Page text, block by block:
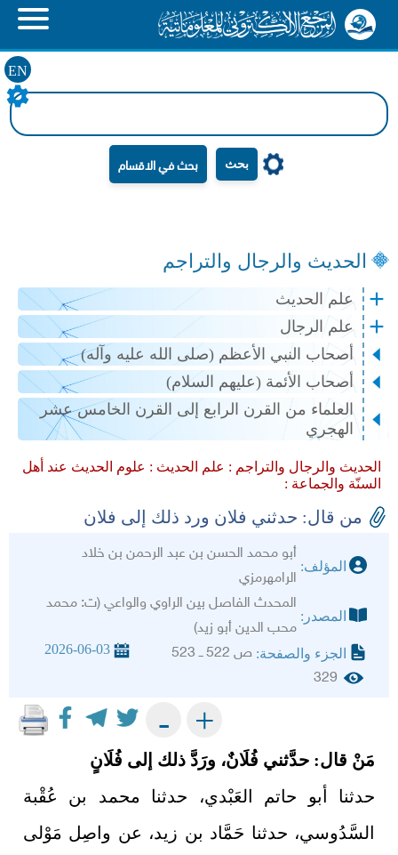
EN
بحث
الحديث والرجال والتراجم
علم الحديث
علم الرجال
أصحاب النبي الأعظم (صلى الله عليه وآله)
أصحاب الأئمة (عليهم السلام)
العلماء من القرن الرابع إلى القرن الخامس عشر
الهجري
الحديث والرجال والتراجم : علم الحديث : علوم الحديث عند أهل
السنّة والجماعة :
من قال: حدثني فلان ورد ذلك إلى فلان
المؤلف:
أبو محمد الحسن بن عبد الرحمن بن خلاد
الرامهرمزي
المصدر:
المحدث الفاصل بين الراوي والواعي (ت: محمد
محب الدين أبو زيد)
الجزء والصفحة: ص 522 ــ 523 2026-06-03
329
+
-
مَنْ قال: حدَّثني فُلَانٌ، ورَدَّ ذلك إلى فُلَانٍ
حدثنا أبو حاتم العَبْدي، حدثنا محمد بن عُقْبة
السَّدُوسي، حدثنا حَمَّاد بن زيد، عن واصِل مَوْلى